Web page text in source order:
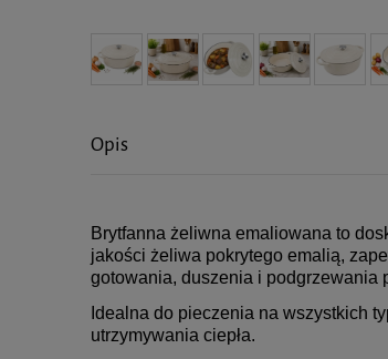
Opis
Brytfanna żeliwna emaliowana to
jakości żeliwa pokrytego emalią,
gotowania, duszenia i podgrzewania
Idealna do pieczenia na wszystkich
utrzymywania ciepła.